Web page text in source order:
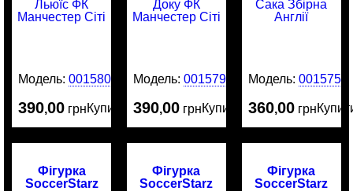
Модель:0015800
390,00 грнКупити
Модель:0015799
390,00 грнКупити
Модель: 0015751
360,00 грн
Фігурка
SoccerStarz
Фігурка
SoccerStarz
Фігурка
SoccerStarz